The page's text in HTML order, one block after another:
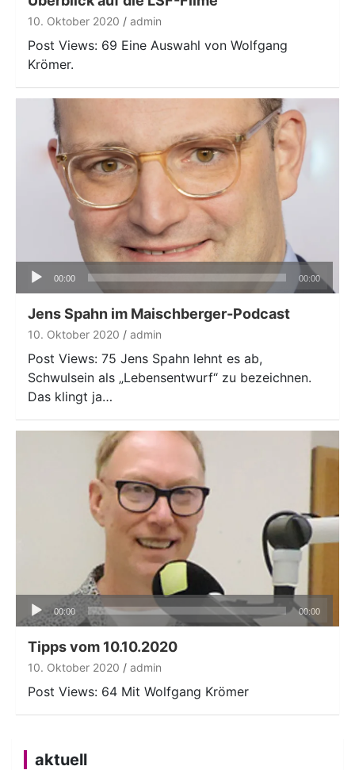
10. Oktober 2020 admin
Post Views: 69 Eine Auswahl von Wolfgang
Krömer.
Audio-
Player
00:00 00:00
Jens Spahn im Maischberger-Podcast
10. Oktober 2020 admin
Post Views: 75 Jens Spahn lehnt es ab,
Schwulsein als „Lebensentwurf“ zu bezeichnen.
Das klingt ja…
Audio-
Player
00:00 00:00
Tipps vom 10.10.2020
10. Oktober 2020 admin
Post Views: 64 Mit Wolfgang Krömer
aktuell